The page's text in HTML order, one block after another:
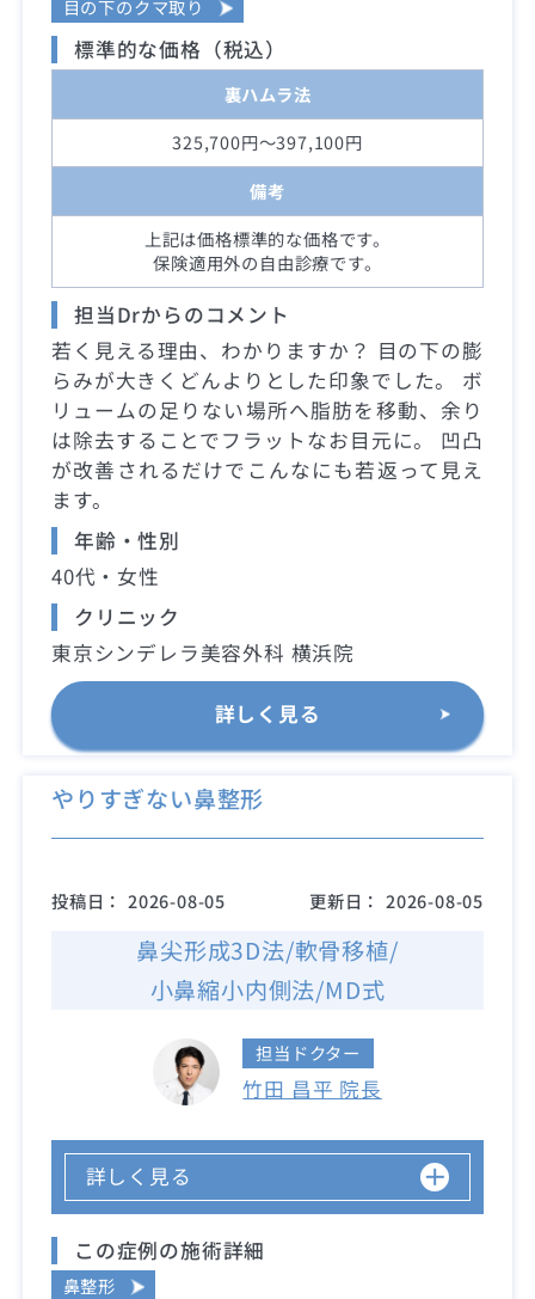
目の下のクマ取り
標準的な価格（税込）
裏ハムラ法
325,700円～397,100円
備考
上記は価格標準的な価格です。
保険適用外の自由診療です。
担当Drからのコメント
若く見える理由、わかりますか？ 目の下の膨
らみが大きくどんよりとした印象でした。 ボ
リュームの足りない場所へ脂肪を移動、余り
は除去することでフラットなお目元に。 凹凸
が改善されるだけでこんなにも若返って見え
ます。
年齢・性別
40代・女性
クリニック
東京シンデレラ美容外科 横浜院
詳しく見る
やりすぎない鼻整形
投稿日： 2026-08-05 更新日： 2026-08-05
鼻尖形成3D法/軟骨移植/
小鼻縮小内側法/MD式
担当ドクター
竹田 昌平 院長
詳しく見る
この症例の施術詳細
鼻整形